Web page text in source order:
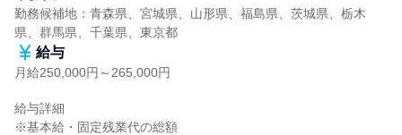
勤務候補地：青森県、宮城県、山形県、福島県、茨城県、栃木
県、群馬県、千葉県、東京都
給与
月給250,000円～265,000円
給与詳細
※基本給・固定残業代の総額